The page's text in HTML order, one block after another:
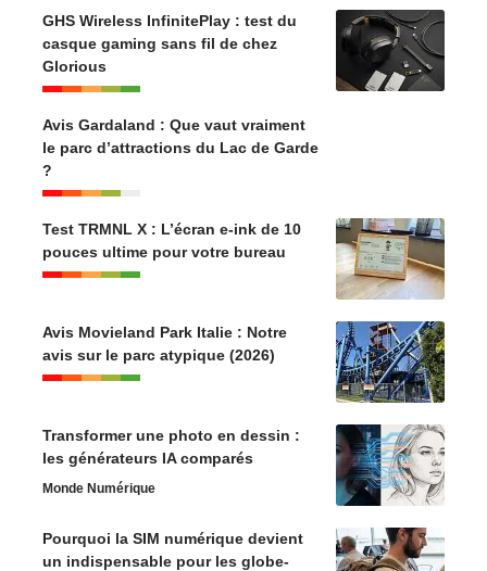
GHS Wireless InfinitePlay : test du
casque gaming sans fil de chez
Glorious
Avis Gardaland : Que vaut vraiment
le parc d’attractions du Lac de Garde
?
Test TRMNL X : L’écran e-ink de 10
pouces ultime pour votre bureau
Avis Movieland Park Italie : Notre
avis sur le parc atypique (2026)
Transformer une photo en dessin :
les générateurs IA comparés
Monde Numérique
Pourquoi la SIM numérique devient
un indispensable pour les globe-